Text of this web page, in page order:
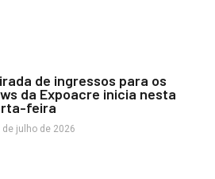
de ingressos para os
da Expoacre inicia nesta
feira
de julho de 2026